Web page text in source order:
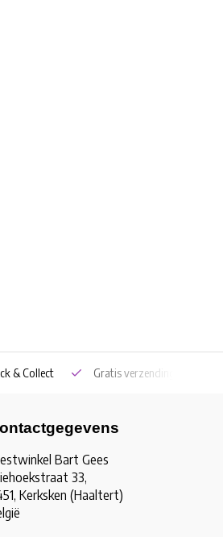
& Collect Gratis verzending vanaf
Bart Gees
33,
Kerksken (Haaltert)